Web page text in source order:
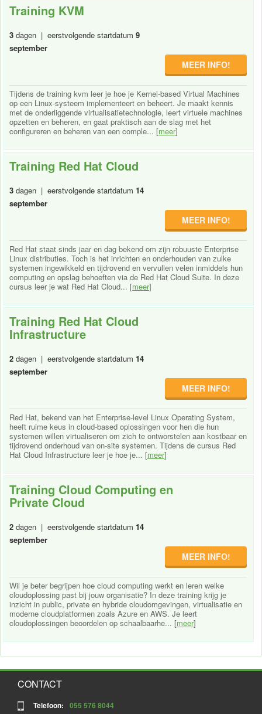
Training KVM
3 dagen | eerstvolgende startdatum 9
september
MEER INFO!
Tijdens de training kvm leer je hoe je Kernel-based Virtual Machines
op een Linux-systeem implementeert en beheert. Je maakt kennis
met de onderliggende virtualisatietechnologie, leert virtuele machines
opzetten en beheren, en gaat praktisch aan de slag met het
configureren en beheren van een comple... [meer]
Training Red Hat Cloud
3 dagen | eerstvolgende startdatum 14
september
MEER INFO!
Red Hat staat sinds jaar en dag bekend om zijn robuuste Enterprise
Linux distributies. Toch is het inrichten en onderhouden van zulke
systemen ingewikkeld en tijdrovend en vervullen velen inmiddels hun
computing en opslag behoeften via de Red Hat Cloud Suite. In deze
cursus leer je wat Red Hat Cloud... [meer]
Training Red Hat Cloud
Infrastructure
2 dagen | eerstvolgende startdatum 14
september
MEER INFO!
Red Hat, bekend van het Enterprise-level Linux Operating System,
heeft ruime keus in cloud-based oplossingen voor hen die hun
systemen willen virtualiseren om zich te ontworstelen aan kostbaar en
tijdrovend onderhoud van on-site systemen. Tijdens de cursus Red
Hat Cloud Infrastructure leer je hoe je... [meer]
Training Cloud Computing en
Private Cloud
2 dagen | eerstvolgende startdatum 14
september
MEER INFO!
Wil je beter begrijpen hoe cloud computing werkt en leren welke
cloudoplossing past bij jouw organisatie? In deze training krijg je
inzicht in public, private en hybride cloudomgevingen, virtualisatie en
moderne cloudplatformen zoals Azure en AWS. Je leert
cloudoplossingen beoordelen op schaalbaarhe... [meer]
CONTACT
Telefoon: 055 576 8044